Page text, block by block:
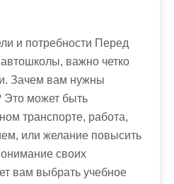
и потребности Перед
автошколы, важно четко
Зачем вам нужны
Это может быть
транспорте, работа,
или желание повысить
своих
вам выбрать учебное